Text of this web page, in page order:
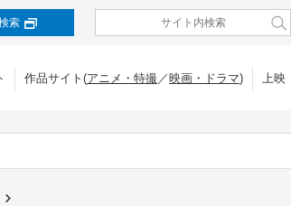
索
作品サイト(アニメ・特撮／映画・ドラマ) 上映